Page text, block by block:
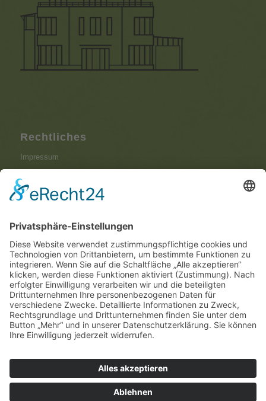
Rechtliches
Impressum
Aktuelles
6 Irrtümer rund um die Bestattung – und was
wirklich stimmt
August 7, 2026 - 8:35 a.m.